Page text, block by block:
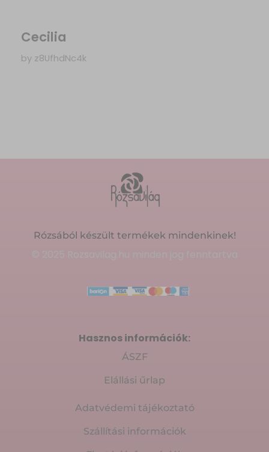
Cecilia
by z8UfhdNc4k
Rózsából készült termékek mindenkinek!
Hasznos információk:
ÁSZF
Elállási űrlap
Adatvédemi tájékoztató
Szállítási információk